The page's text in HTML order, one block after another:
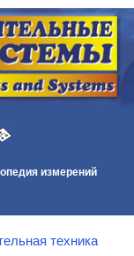
измерений
техника